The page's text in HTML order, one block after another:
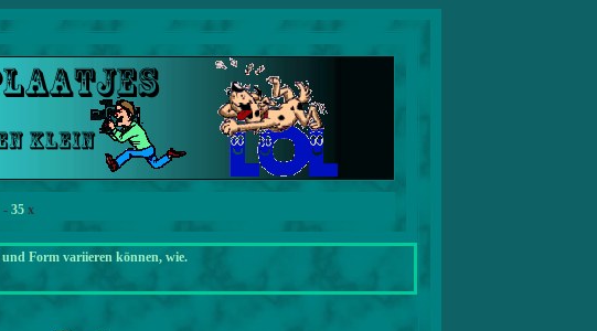
- 35 x
Form variieren können, wie.